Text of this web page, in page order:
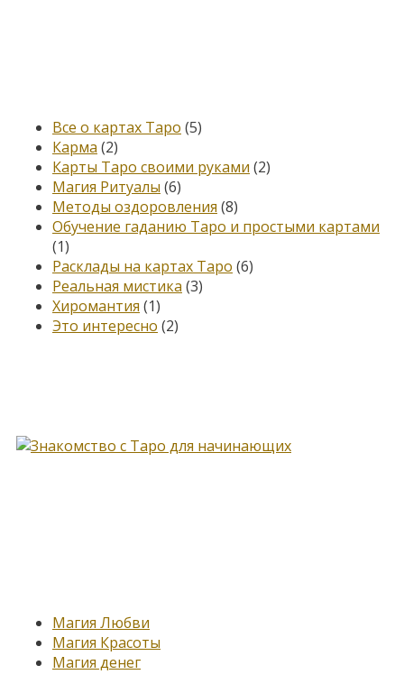
Все о картах Таро (5)
Карма (2)
Карты Таро своими руками (2)
Магия Ритуалы (6)
Методы оздоровления (8)
Обучение гаданию Таро и простыми картами
(1)
Расклады на картах Таро (6)
Реальная мистика (3)
Хиромантия (1)
Это интересно (2)
Магия Любви
Магия Красоты
Магия денег